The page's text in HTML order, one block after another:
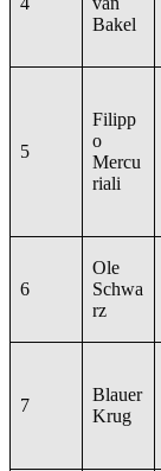
Bakel
5
Filipp
o
Mercu
riali
6
Ole
Schwa
rz
7
Blauer
Krug